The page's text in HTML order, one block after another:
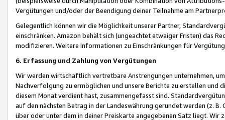
Vergütungen und/oder der Beendigung deiner Teilnahme am
Gelegentlich können wir die Möglichkeit unserer Partner,
einschränken. Amazon behält sich (ungeachtet etwaiger Fristen) das
modifizieren. Weitere Informationen zu Einschränkungen für
6. Erfassung und Zahlung von Vergütungen
Wir werden wirtschaftlich vertretbare Anstrengungen unternehmen,
Nachverfolgung zu ermöglichen und unsere Berichte zu erstellen und
diesem Monat verdient hast, zusammengefasst sind.
auf den nächsten Betrag in der Landeswährung gerundet werden (z.
über oder unter dem in deiner Preiskarte angegebenen Satz liegt.